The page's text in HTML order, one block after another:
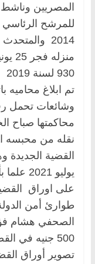
المصريين وناشط
للمرشح
2014
تم ابلاغ محاميه
نقله من محبسه
يوليو
طوارئ أمن
الصحفي هشام
تصوير أوراق